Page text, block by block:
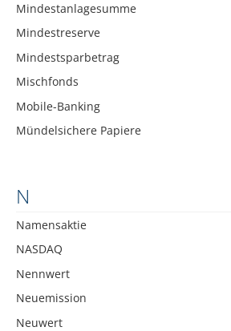
Mindestanlagesumme
Mindestreserve
Mindestsparbetrag
Mischfonds
Mobile-Banking
Mündelsichere Papiere
N
Namensaktie
NASDAQ
Nennwert
Neuemission
Neuwert